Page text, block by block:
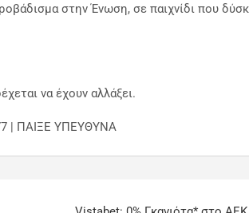
στην Ένωση, σε παιχνίδι που
να έχουν αλλάξει.
| ΠΑΙΞΕ ΥΠΕΥΘΥΝΑ